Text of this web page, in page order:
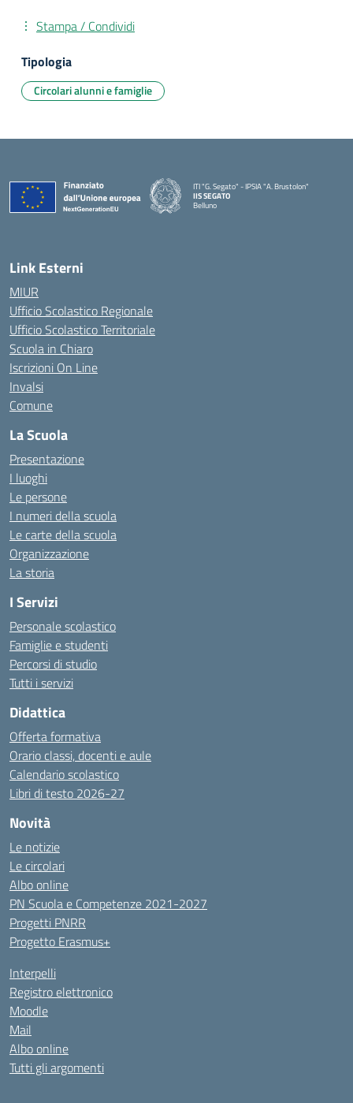
Stampa / Condividi
Tipologia
Circolari alunni e famiglie
ITI "G. Segato" - IPSIA "A. Brustolon"
IIS SEGATO
Belluno
Link Esterni
MIUR
Ufficio Scolastico Regionale
Ufficio Scolastico Territoriale
Scuola in Chiaro
Iscrizioni On Line
Invalsi
Comune
La Scuola
Presentazione
I luoghi
Le persone
I numeri della scuola
Le carte della scuola
Organizzazione
La storia
I Servizi
Personale scolastico
Famiglie e studenti
Percorsi di studio
Tutti i servizi
Didattica
Offerta formativa
Orario classi, docenti e aule
Calendario scolastico
Libri di testo 2026-27
Novità
Le notizie
Le circolari
Albo online
PN Scuola e Competenze 2021-2027
Progetti PNRR
Progetto Erasmus+
Interpelli
Registro elettronico
Moodle
Mail
Albo online
Tutti gli argomenti